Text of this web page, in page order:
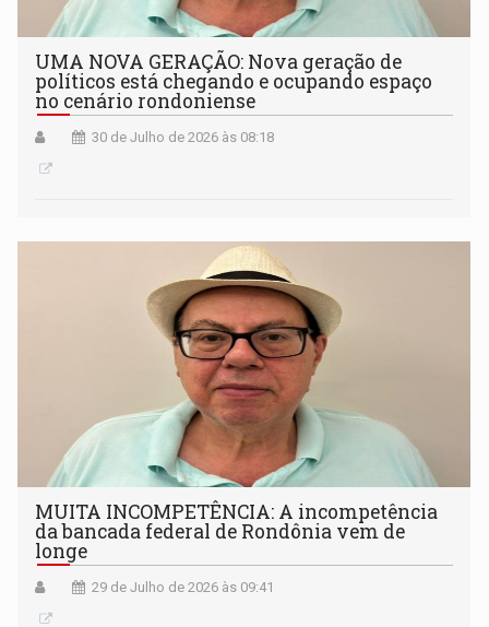
UMA NOVA GERAÇÃO: Nova geração de
políticos está chegando e ocupando espaço
no cenário rondoniense
30 de Julho de 2026 às 08:18
MUITA INCOMPETÊNCIA: A incompetência
da bancada federal de Rondônia vem de
longe
29 de Julho de 2026 às 09:41